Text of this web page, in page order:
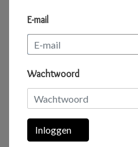
E-mail
Wachtwoord
Inloggen